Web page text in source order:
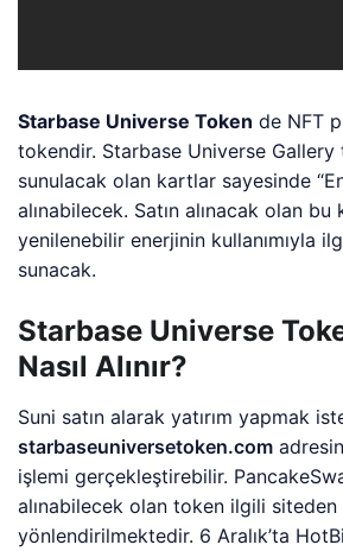
Starbase Universe Token de NFT
tokendir. Starbase Universe Gallery
sunulacak olan kartlar sayesinde
alınabilecek. Satın alınacak olan bu
yenilenebilir enerjinin kullanımıyla
sunacak.
Starbase Universe
Nasıl Alınır?
Suni satın alarak yatırım yapmak
starbaseuniversetoken.com
işlemi gerçekleştirebilir.
alınabilecek olan token ilgili siteden
yönlendirilmektedir. 6 Aralık’ta